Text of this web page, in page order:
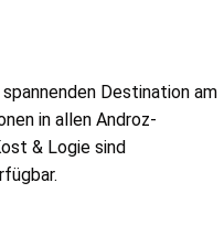
Destination am
in allen Androz-
& Logie sind